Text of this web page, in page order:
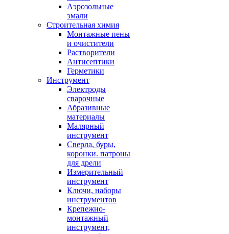
Аэрозольные
эмали
Строительная химия
Монтажные пены
и очистители
Растворители
Антисептики
Герметики
Инструмент
Электроды
сварочные
Абразивные
материалы
Малярный
инструмент
Сверла, буры,
коронки. патроны
для дрели
Измерительный
инструмент
Ключи, наборы
инструментов
Крепежно-
монтажный
инструмент,